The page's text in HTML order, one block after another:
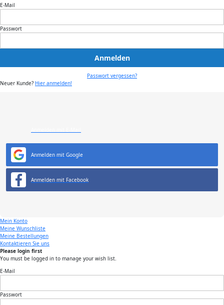
E-Mail
Passwort
Anmelden
Passwort vergessen?
Neuer Kunde? Hier anmelden!
Anmelden mit Google
Anmelden mit Facebook
Mein Konto
Meine Wunschliste
Meine Bestellungen
Kontaktieren Sie uns
Please login first
You must be logged in to manage your wish list.
E-Mail
Passwort